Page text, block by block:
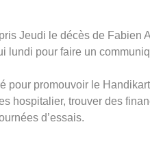
Jeudi le décès de Fabien
lundi pour faire un
promouvoir le
hospitalier, trouver des
d’essais.